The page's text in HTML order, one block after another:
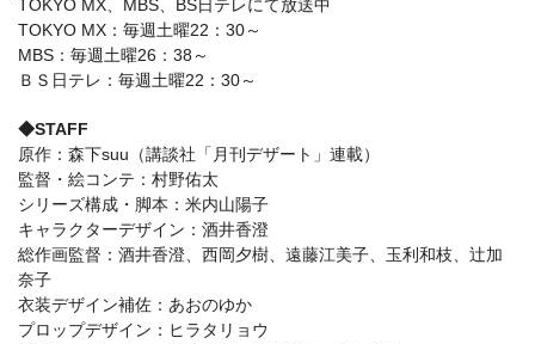
TOKYO MX、MBS、BS日テレにて放送中
TOKYO MX：毎週土曜22：30～
MBS：毎週土曜26：38～
ＢＳ日テレ：毎週土曜22：30～
◆STAFF
原作：森下suu（講談社「月刊デザート」連載）
監督・絵コンテ：村野佑太
シリーズ構成・脚本：米内山陽子
キャラクターデザイン：酒井香澄
総作画監督：酒井香澄、西岡夕樹、遠藤江美子、玉利和枝、辻加
奈子
衣装デザイン補佐：あおのゆか
プロップデザイン：ヒラタリョウ